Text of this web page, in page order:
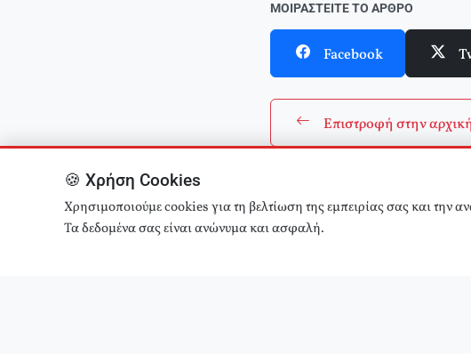
ΜΟΙΡΑΣΤΕΊΤΕ ΤΟ ΆΡΘΡΟ
Facebook
Επιστροφή στην αρχική
🍪 Χρήση Cookies
Χρησιμοποιούμε cookies για τη βελτίωση της εμπειρίας σας και
Τα δεδομένα σας είναι ανώνυμα και ασφαλή.